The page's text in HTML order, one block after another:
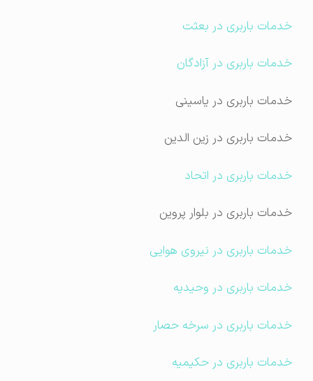
خدمات باربری در بعثت
خدمات باربری در آزادگان
خدمات باربری در یاسینی
خدمات باربری در زین الدین
خدمات باربری در اتحاد
خدمات باربری در بلوار پروین
خدمات باربری در نیروی هوایی
خدمات باربری در وحیدیه
خدمات باربری در سرخه حصار
خدمات باربری در حکیمیه